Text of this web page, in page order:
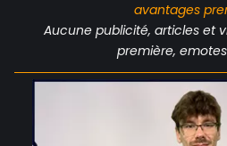
avantages
Aucune publicité, articles et
première,